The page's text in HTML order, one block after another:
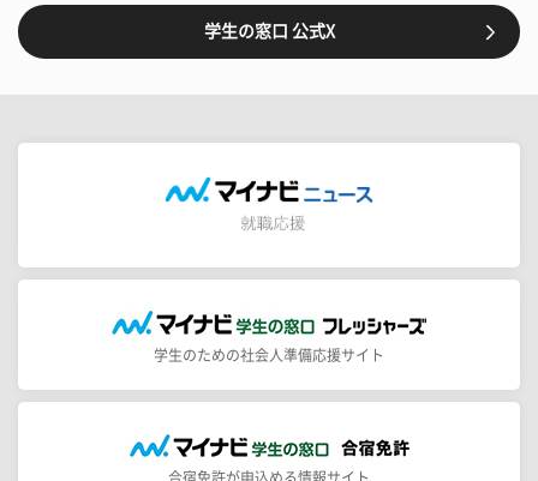
学生の窓口 公式X
学生のための社会人準備応援サイト
合宿免許が申込める情報サイト